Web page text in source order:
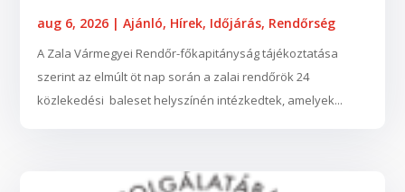
aug 6, 2026 |Ajánló, Hírek, Időjárás, Rendőrség
A Zala Vármegyei Rendőr-főkapitányság tájékoztatása
szerint az elmúlt öt nap során a zalai rendőrök 24
közlekedési baleset helyszínén intézkedtek, amelyek...